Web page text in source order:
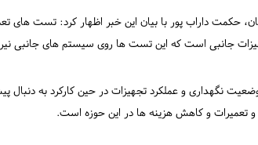
حکمت داراب پور با بیان این خبر اظهار کرد: تست های
جانبی است که این تست ها روی سیستم های جانبی
نگهداری و عملکرد تجهیزات در حین کارکرد به دنبال
تعمیرات و کاهش هزینه ها در این حوزه است.